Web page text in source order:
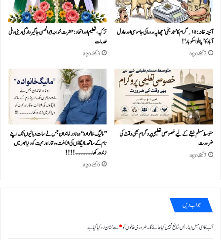
آئینہ خانہ :۱۵؍گرام کا ’تاریخی‘ چھاپہ، روما کی جاسوسی اور عادل
آباد کا ’پابلو اسکوبار‘!
2 گھنٹے ago
تزکیہ، تعلیم اور اتحاد: حضرت خواجہ ابو الحسن جاگیردارؒ کی دینی و ملی
خدمات
3 گھنٹے ago
متوسط مسلم طبقے کے لیے خصوصی تعلیمی پروگرام بھی وقت کی
ضرورت
3 گھنٹے ago
’’مالیگ خانوادہ‘‘ وہ نادر خاندان جس نے سات دہائیوں تک اپنے
نام کے ساتھ مالیگاؤں کی شناخت، وقار اور محبت کو دنیا بھر میں
زندہ رکھا ۔۔۔۔۔۔۔!!!!
6 گھنٹے ago
جواب دیں
آپ کا ای میل ایڈریس شائع نہیں کیا جائے گا۔ضروری خانوں کو*سے نشان زد کیا گیا ہے